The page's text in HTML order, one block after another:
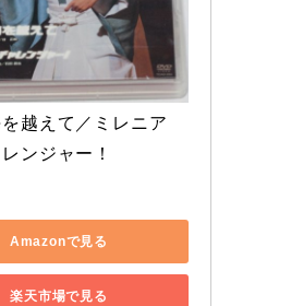
越えて／ミレニア
ンジャー！
Amazonで見る
楽天市場で見る